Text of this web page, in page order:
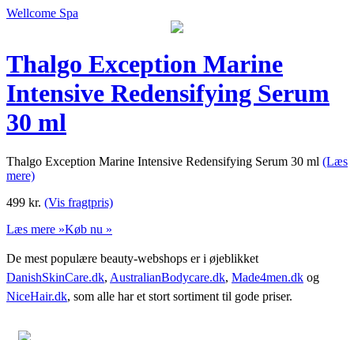
Wellcome Spa
Thalgo Exception Marine
Intensive Redensifying Serum
30 ml
Thalgo Exception Marine Intensive Redensifying Serum 30 ml (Læs
mere)
499 kr. (Vis fragtpris)
Læs mere »Køb nu »
De mest populære beauty-webshops er i øjeblikket
DanishSkinCare.dk, AustralianBodycare.dk, Made4men.dk og
NiceHair.dk, som alle har et stort sortiment til gode priser.